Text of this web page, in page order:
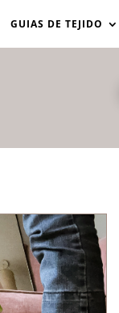
GUIAS DE TEJIDO